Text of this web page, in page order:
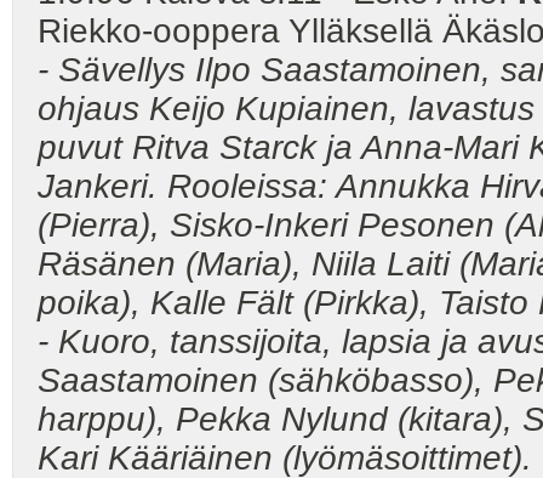
Riekko-ooppera Ylläksellä
- Sävellys Ilpo Saastamoinen,
ohjaus Keijo Kupiainen,
puvut Ritva Starck ja Anna-Mari
Jankeri. Rooleissa: Annukka
(Pierra), Sisko-Inkeri Pesonen
Räsänen (Maria), Niila Laiti
poika), Kalle Fält (Pirkka),
- Kuoro, tanssijoita, lapsia ja
Saastamoinen (sähköbasso),
harppu), Pekka Nylund (kitara),
Kari Kääriäinen (lyömäsoittimet).